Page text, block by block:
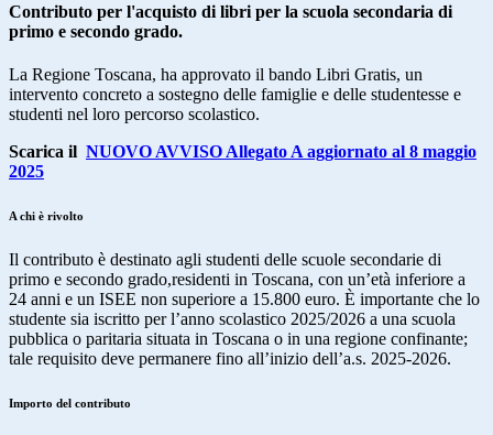
Contributo per l'acquisto di libri per la scuola secondaria di
primo e secondo grado.
La Regione Toscana, ha approvato il bando Libri Gratis, un
intervento concreto a sostegno delle famiglie e delle studentesse e
studenti nel loro percorso scolastico.
Scarica il NUOVO AVVISO Allegato A aggiornato al 8 maggio
2025
A chi è rivolto
Il contributo è destinato agli studenti delle scuole secondarie di
primo e secondo grado,residenti in Toscana, con un’età inferiore a
24 anni e un ISEE non superiore a 15.800 euro. È importante che lo
studente sia iscritto per l’anno scolastico 2025/2026 a una scuola
pubblica o paritaria situata in Toscana o in una regione confinante;
tale requisito deve permanere fino all’inizio dell’a.s. 2025-2026.
Importo del contributo